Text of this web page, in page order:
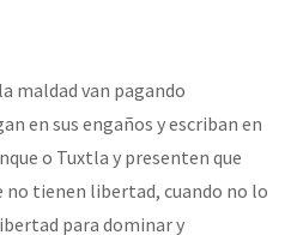
maldad van pagando
en sus engaños y escriban en
o Tuxtla y presenten que
no tienen libertad, cuando no lo
para dominar y